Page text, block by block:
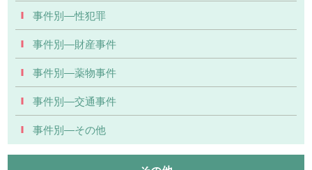
事件別―性犯罪
事件別―財産事件
事件別―薬物事件
事件別―交通事件
事件別―その他